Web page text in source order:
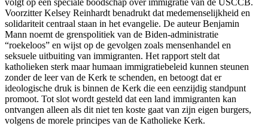
volgt op een speciale boodschap over immigratie van de USCCB.
Voorzitter Kelsey Reinhardt benadrukt dat medemenselijkheid en
solidariteit centraal staan in het evangelie. De auteur Benjamin
Mann noemt de grenspolitiek van de Biden-administratie
“roekeloos” en wijst op de gevolgen zoals mensenhandel en
seksuele uitbuiting van immigranten. Het rapport stelt dat
katholieken sterk maar humaan immigratiebeleid kunnen steunen
zonder de leer van de Kerk te schenden, en betoogt dat er
ideologische druk is binnen de Kerk die een eenzijdig standpunt
promoot. Tot slot wordt gesteld dat een land immigranten kan
ontvangen alleen als dit niet ten koste gaat van zijn eigen burgers,
volgens de morele principes van de Katholieke Kerk.